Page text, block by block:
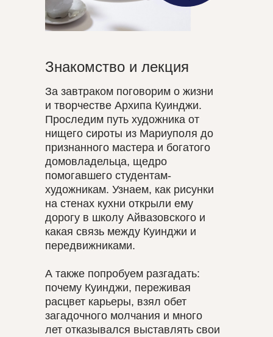
Знакомство и лекция
За завтраком поговорим о жизни
и творчестве Архипа Куинджи.
Проследим путь художника от
нищего сироты из Мариуполя до
признанного мастера и богатого
домовладельца, щедро
помогавшего студентам-
художникам. Узнаем, как рисунки
на стенах кухни открыли ему
дорогу в школу Айвазовского и
какая связь между Куинджи и
передвижниками.
А также попробуем разгадать:
почему Куинджи, переживая
расцвет карьеры, взял обет
загадочного молчания и много
лет отказывался выставлять свои